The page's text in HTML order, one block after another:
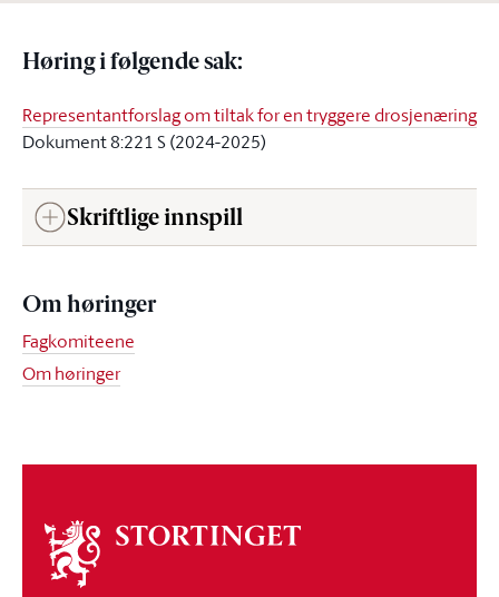
Høring i følgende sak:
Representantforslag om tiltak for en tryggere drosjenæring
Dokument 8:221 S (2024-2025)
Skriftlige innspill
Om høringer
Fagkomiteene
Om høringer
Om
stortinget